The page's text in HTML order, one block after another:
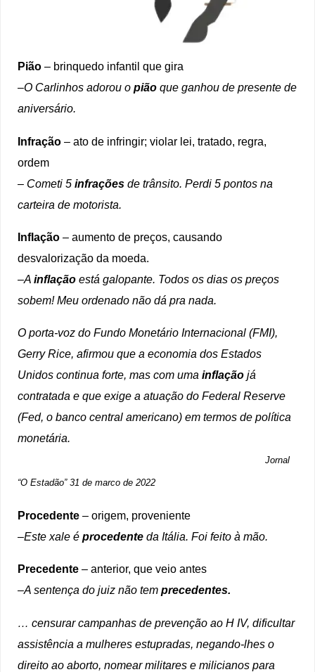
Pião – brinquedo infantil que gira
–O Carlinhos adorou opião que ganhou de presente de
aniversário.
Infração – ato de infringir; violar lei, tratado, regra,
ordem
– Cometi 5infrações de trânsito. Perdi 5 pontos na
carteira de motorista.
Inflação – aumento de preços, causando
desvalorização da moeda.
–Ainflação está galopante. Todos os dias os preços
sobem! Meu ordenado não dá pra nada.
O porta-voz do Fundo Monetário Internacional (FMI),
Gerry Rice, afirmou que a economia dos Estados
Unidos continua forte, mas com umainflação já
contratada e que exige a atuação do Federal Reserve
(Fed, o banco central americano) em termos de política
monetária.
Jornal
“O Estadão” 31 de marco de 2022
Procedente – origem, proveniente
–Este xale éprocedente da Itália. Foi feito à mão.
Precedente – anterior, que veio antes
–A sentença do juiz não temprecedentes.
… censurar campanhas de prevenção ao H IV, dificultar
assistência a mulheres estupradas, negando-lhes o
direito ao aborto, nomear militares e milicianos para